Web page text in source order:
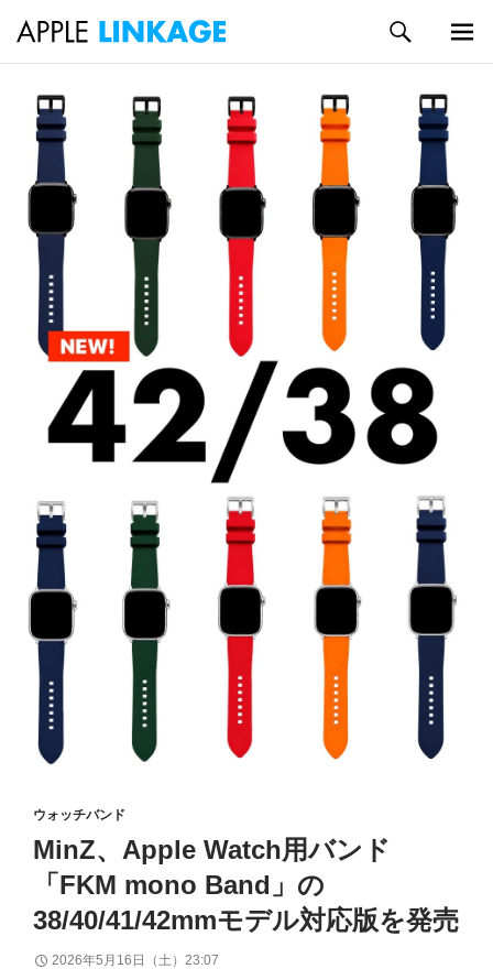
索
メニュ
ウォッチバンド
MinZ、Apple Watch用バンド
「FKM mono Band」の
38/40/41/42mmモデル対応版を発売
2026年5月16日（土）23:07